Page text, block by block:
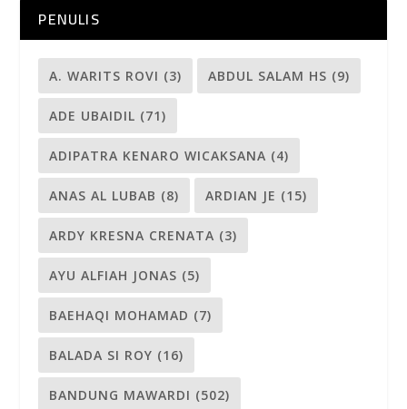
PENULIS
A. WARITS ROVI (3) ABDUL SALAM HS (9)
ADE UBAIDIL (71)
ADIPATRA KENARO WICAKSANA (4)
ANAS AL LUBAB (8) ARDIAN JE (15)
ARDY KRESNA CRENATA (3)
AYU ALFIAH JONAS (5)
BAEHAQI MOHAMAD (7)
BALADA SI ROY (16)
BANDUNG MAWARDI (502)